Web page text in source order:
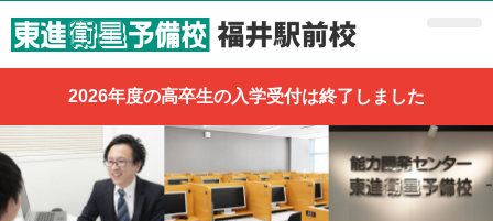
2026年度の高卒生の入学受付は終了しました